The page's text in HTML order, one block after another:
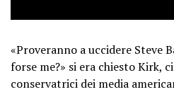
«Proveranno a uccidere Steve
forse me?» si era chiesto Kirk,
conservatrici dei media